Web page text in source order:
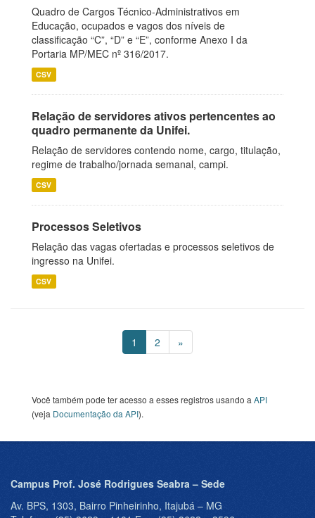
Quadro de Cargos Técnico-Administrativos em
Educação, ocupados e vagos dos níveis de
classificação “C”, “D” e “E”, conforme Anexo I da
Portaria MP/MEC nº 316/2017.
CSV
Relação de servidores ativos pertencentes ao
quadro permanente da Unifei.
Relação de servidores contendo nome, cargo, titulação,
regime de trabalho/jornada semanal, campi.
CSV
Processos Seletivos
Relação das vagas ofertadas e processos seletivos de
ingresso na Unifei.
CSV
1 2 »
Você também pode ter acesso a esses registros usando a API
(veja Documentação da API).
Campus Prof. José Rodrigues Seabra – Sede
Av. BPS, 1303, Bairro Pinheirinho, Itajubá – MG